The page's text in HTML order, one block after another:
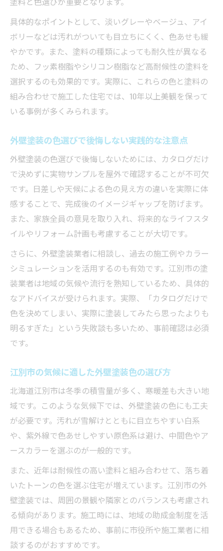
具体的なポイントとして、淡いグレーやベージュ、アイ
ボリーなどは汚れがついても目立ちにくく、色あせも緩
やかです。また、塗料の種類によっても耐久性が異なる
ため、フッ素樹脂やシリコン樹脂など高耐候性の塗料を
選択するのも効果的です。実際に、これらの色と塗料の
組み合わせで施工した住宅では、10年以上美観を保って
いる事例が多くみられます。
外壁塗装の色選びで後悔しない実践的な注意点
外壁塗装の色選びで後悔しないためには、カタログだけ
で決めずに実物サンプルを屋外で確認することが不可欠
です。日差しや天候による色の見え方の違いを実際に体
感することで、完成後のイメージギャップを防げます。
また、家族全員の意見を取り入れ、将来的なライフスタ
イルやリフォーム計画も考慮することが大切です。
さらに、外壁塗装業者に相談し、過去の施工例やカラー
シミュレーションを活用するのも有効です。江別市の塗
装業者は地域の気候や流行を熟知しているため、具体的
なアドバイスが受けられます。実際、「カタログだけで
色を決めてしまい、実際に塗装してみたら思ったよりも
明るすぎた」という失敗談も多いため、事前確認は必須
です。
江別市の気候に適した外壁塗装色の選び方
北海道江別市は冬季の積雪量が多く、寒暖差も大きい地
域です。このような気候下では、外壁塗装の色にも工夫
が必要です。汚れが雪解けとともに目立ちやすい白系
や、紫外線で色あせしやすい原色系は避け、中間色やア
ースカラーを選ぶのが一般的です。
また、近年は耐候性の高い塗料と組み合わせて、落ち着
いたトーンの色を選ぶ住宅が増えています。江別市の外
壁塗装では、周囲の景観や隣家とのバランスも考慮され
る傾向があります。施工時には、地域の助成金制度を活
用できる場合もあるため、事前に市役所や施工業者に相
談するのがおすすめです。